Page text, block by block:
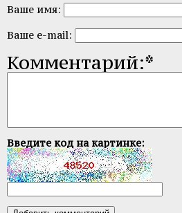
Ваше имя:
Ваше e-mail:
Комментарий:*
Введите код на картинке: